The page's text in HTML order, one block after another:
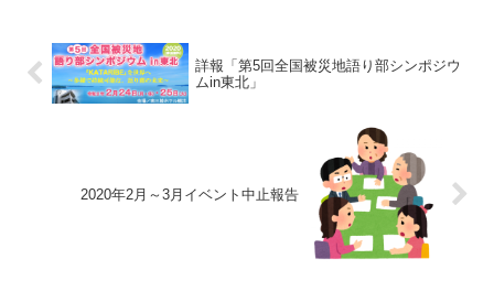
対策 〇発表資料 事
例紹介「ア...
石井は開会を宣...
詳報「第5回全国被災地語り部シンポジウ
ムin東北」
2020年2月～3月イベント中止報告